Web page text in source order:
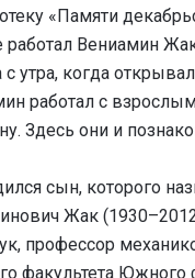
«Памяти
работал Вениамин
с утра, когда
работал с
Здесь они и
сын, которого
Жак
профессор
факультета Южного